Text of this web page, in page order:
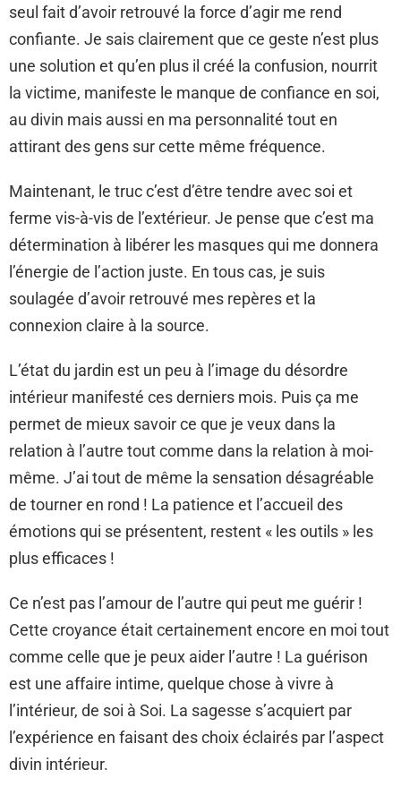
seul fait d’avoir retrouvé la force d’agir me rend
confiante. Je sais clairement que ce geste n’est plus
une solution et qu’en plus il créé la confusion, nourrit
la victime, manifeste le manque de confiance en soi,
au divin mais aussi en ma personnalité tout en
attirant des gens sur cette même fréquence.
Maintenant, le truc c’est d’être tendre avec soi et
ferme vis-à-vis de l’extérieur. Je pense que c’est ma
détermination à libérer les masques qui me donnera
l’énergie de l’action juste. En tous cas, je suis
soulagée d’avoir retrouvé mes repères et la
connexion claire à la source.
L’état du jardin est un peu à l’image du désordre
intérieur manifesté ces derniers mois. Puis ça me
permet de mieux savoir ce que je veux dans la
relation à l’autre tout comme dans la relation à moi-
même. J’ai tout de même la sensation désagréable
de tourner en rond ! La patience et l’accueil des
émotions qui se présentent, restent « les outils » les
plus efficaces !
Ce n’est pas l’amour de l’autre qui peut me guérir !
Cette croyance était certainement encore en moi tout
comme celle que je peux aider l’autre ! La guérison
est une affaire intime, quelque chose à vivre à
l’intérieur, de soi à Soi. La sagesse s’acquiert par
l’expérience en faisant des choix éclairés par l’aspect
divin intérieur.